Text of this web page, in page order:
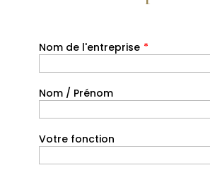
Nom de l'entreprise *
Nom / Prénom
Votre fonction